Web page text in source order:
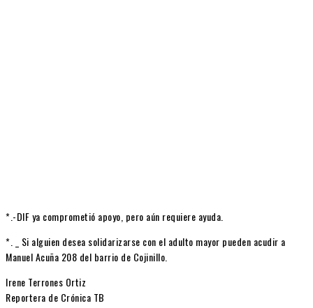
*.-DIF ya comprometió apoyo, pero aún requiere ayuda.
*. _ Si alguien desea solidarizarse con el adulto mayor pueden acudir a
Manuel Acuña 208 del barrio de Cojinillo.
Irene Terrones Ortiz
Reportera de Crónica TB